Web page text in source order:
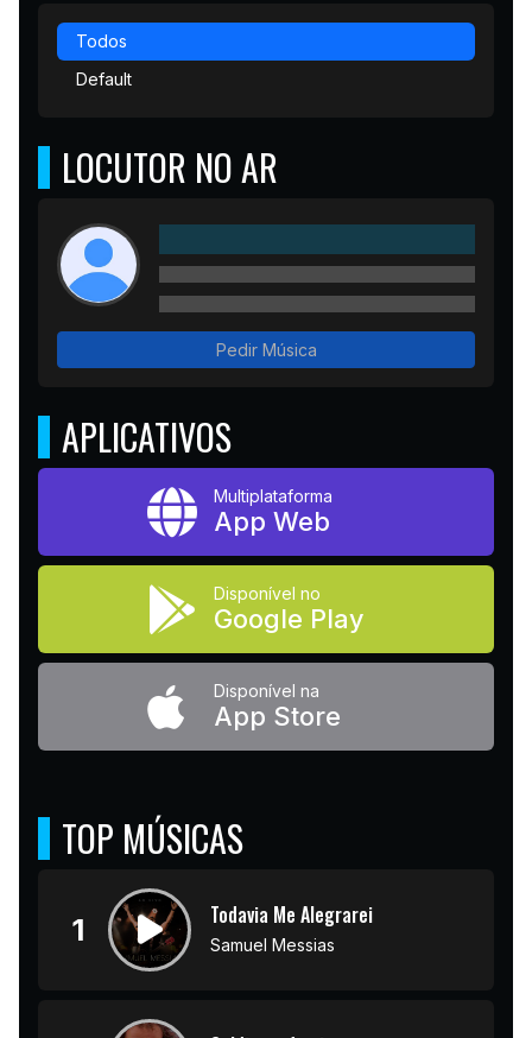
Todos
Default
LOCUTOR NO AR
Pedir Música
APLICATIVOS
Multiplataforma
App Web
Disponível no
Google Play
Disponível na
App Store
TOP MÚSICAS
1 Todavia Me Alegrarei
Samuel Messias